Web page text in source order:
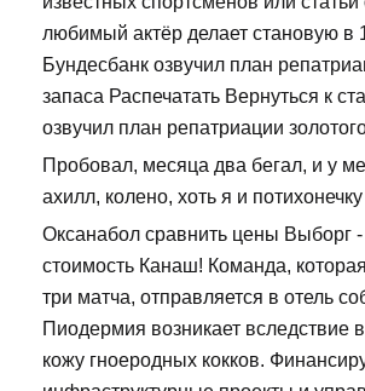
любимый актёр делает становую в
Бундесбанк озвучил план
запаса Распечатать Вернуться к
озвучил план репатриации
Пробовал, месяца два бегал, и у
ахилл, колено, хоть я и
Оксанабол сравнить цены Выборг
стоимость Канаш! Команда,
три матча, отправляется в отель
Пиодермия возникает вследствие
кожу гноеродных кокков.